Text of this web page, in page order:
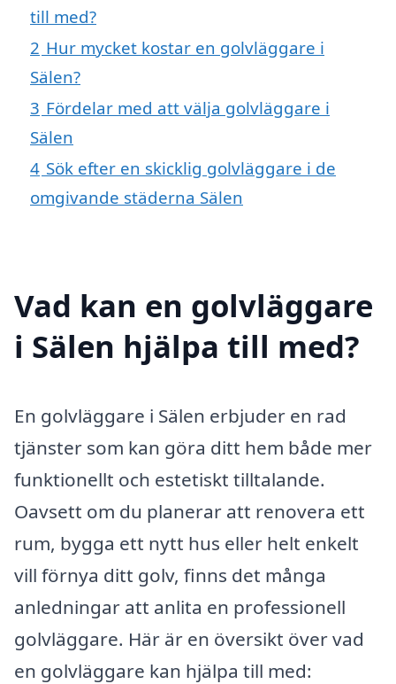
till med?
2 Hur mycket kostar en golvläggare i
Sälen?
3 Fördelar med att välja golvläggare i
Sälen
4 Sök efter en skicklig golvläggare i de
omgivande städerna Sälen
Vad kan en golvläggare
i Sälen hjälpa till med?
En golvläggare i Sälen erbjuder en rad
tjänster som kan göra ditt hem både mer
funktionellt och estetiskt tilltalande.
Oavsett om du planerar att renovera ett
rum, bygga ett nytt hus eller helt enkelt
vill förnya ditt golv, finns det många
anledningar att anlita en professionell
golvläggare. Här är en översikt över vad
en golvläggare kan hjälpa till med: